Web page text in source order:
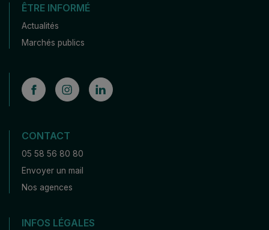
ÊTRE INFORMÉ
Actualités
Marchés publics
CONTACT
05 58 56 80 80
Envoyer un mail
Nos agences
INFOS LÉGALES